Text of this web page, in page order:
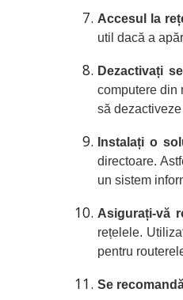
Accesul la
util dacă a
Dezactivați
computere din
să
Instalați o
directoare.
un sistem
Asigurați-vă
rețelele.
pentru
Se